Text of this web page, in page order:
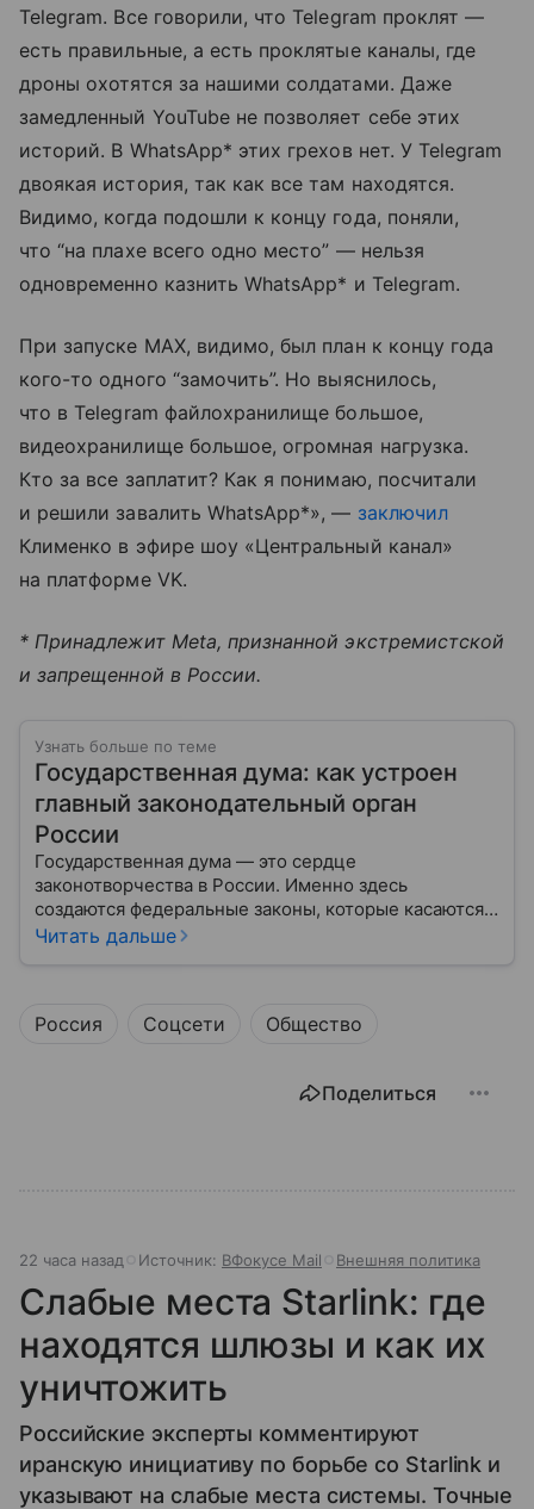
Telegram. Все говорили, что Telegram проклят —
есть правильные, а есть проклятые каналы, где
дроны охотятся за нашими солдатами. Даже
замедленный YouTube не позволяет себе этих
историй. В WhatsApp* этих грехов нет. У Telegram
двоякая история, так как все там находятся.
Видимо, когда подошли к концу года, поняли,
что “на плахе всего одно место” — нельзя
одновременно казнить WhatsApp* и Telegram.
При запуске MAX, видимо, был план к концу года
кого-то одного “замочить”. Но выяснилось,
что в Telegram файлохранилище большое,
видеохранилище большое, огромная нагрузка.
Кто за все заплатит? Как я понимаю, посчитали
и решили завалить WhatsApp*», — заключил
Клименко в эфире шоу «Центральный канал»
на платформе VK.
* Принадлежит Meta, признанной экстремистской
и запрещенной в России.
Узнать больше по теме
Государственная дума: как устроен
главный законодательный орган
России
Государственная дума — это сердце
законотворчества в России. Именно здесь
создаются федеральные законы, которые касаются
жизни каждого гражданина: от образования и
Читать дальше
Россия Соцсети Общество
Поделиться
22 часа назад Источник: ВФокусе Mail Внешняя политика
Слабые места Starlink: где
находятся шлюзы и как их
уничтожить
Российские эксперты комментируют
иранскую инициативу по борьбе со Starlink и
указывают на слабые места системы. Точные